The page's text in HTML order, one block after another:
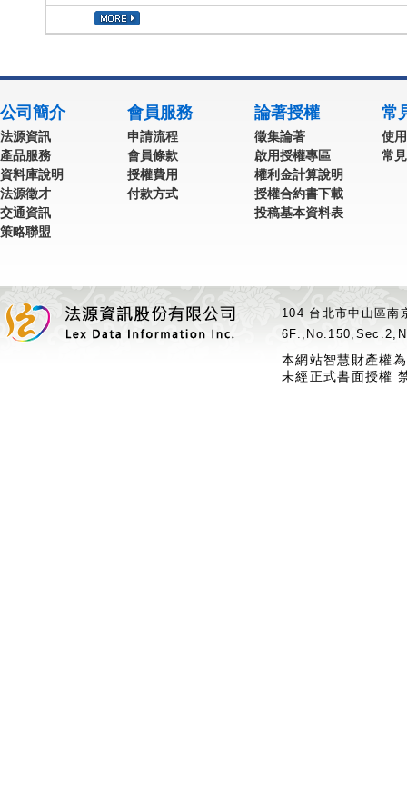
公司簡介
法源資訊
產品服務
資料庫說明
法源徵才
交通資訊
策略聯盟
會員服務
申請流程
會員條款
授權費用
付款方式
論著授權
徵集論著
啟用授權專區
權利金計算說明
授權合約書下載
投稿基本資料表
常
使
常
104 台北市中山區
本網站智慧財產權
未經正式書面授權